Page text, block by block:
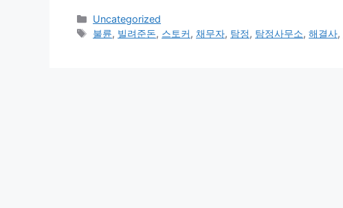
Categories
Uncategorized
Tags
불륜, 빌려준돈, 스토커, 채무자, 탐정, 탐정사무소,해결사,